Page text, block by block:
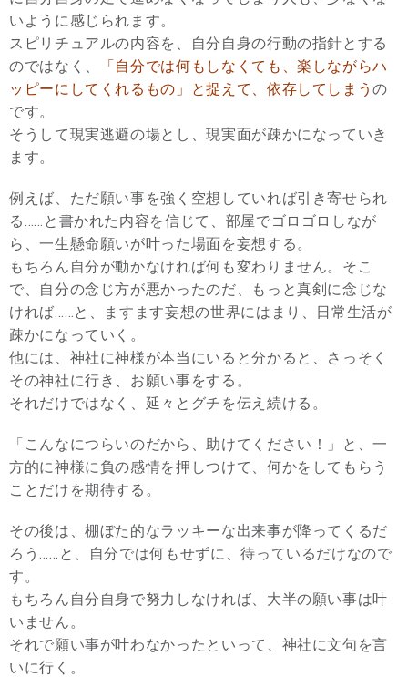
いように感じられます。
スピリチュアルの内容を、自分自身の行動の指針とする
のではなく、
「自分では何もしなくても、楽しながらハ
ッピーにしてくれるもの」と捉えて、依存してしまうの
です。
そうして現実逃避の場とし、現実面が疎かになっていき
ます。
例えば、ただ願い事を強く空想していれば引き寄せられ
る……と書かれた内容を信じて、部屋でゴロゴロしなが
ら、一生懸命願いが叶った場面を妄想する。
もちろん自分が動かなければ何も変わりません。そこ
で、自分の念じ方が悪かったのだ、もっと真剣に念じな
ければ……と、ますます妄想の世界にはまり、日常生活が
疎かになっていく。
他には、神社に神様が本当にいると分かると、さっそく
その神社に行き、お願い事をする。
それだけではなく、延々とグチを伝え続ける。
「こんなにつらいのだから、助けてください！」と、一
方的に神様に負の感情を押しつけて、何かをしてもらう
ことだけを期待する。
その後は、棚ぼた的なラッキーな出来事が降ってくるだ
ろう……と、自分では何もせずに、待っているだけなので
す。
もちろん自分自身で努力しなければ、大半の願い事は叶
いません。
それで願い事が叶わなかったといって、神社に文句を言
いに行く。